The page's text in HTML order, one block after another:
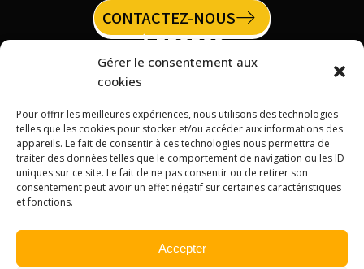
Gérer le consentement aux
cookies
Pour offrir les meilleures expériences, nous utilisons des technologies
telles que les cookies pour stocker et/ou accéder aux informations des
appareils. Le fait de consentir à ces technologies nous permettra de
traiter des données telles que le comportement de navigation ou les ID
uniques sur ce site. Le fait de ne pas consentir ou de retirer son
consentement peut avoir un effet négatif sur certaines caractéristiques
et fonctions.
Accepter
CONTACTEZ-NOUS
À PROPOS
Site vitrine
Site e-commerce
Audit site
NAVIGATION
Accueil
Mes Offres
Audit
ME CONTACTER
Meaux, France